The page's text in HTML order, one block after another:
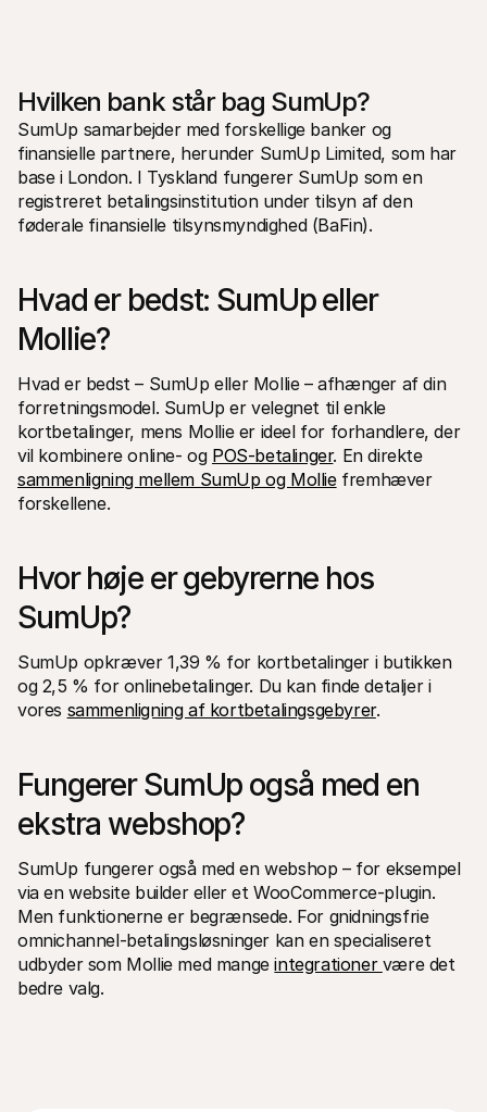
Hvilken bank står bag SumUp?
SumUp samarbejder med forskellige banker og
finansielle partnere, herunder SumUp Limited, som har
base i London. I Tyskland fungerer SumUp som en
registreret betalingsinstitution under tilsyn af den
føderale finansielle tilsynsmyndighed (BaFin).
Hvad er bedst: SumUp eller
Mollie?
Hvad er bedst – SumUp eller Mollie – afhænger af din
forretningsmodel. SumUp er velegnet til enkle
kortbetalinger, mens Mollie er ideel for forhandlere, der
vil kombinere online- og POS-betalinger
. En direkte
sammenligning mellem SumUp og Mollie fremhæver
forskellene.
Hvor høje er gebyrerne hos
SumUp?
SumUp opkræver 1,39 % for kortbetalinger i butikken
og 2,5 % for onlinebetalinger. Du kan finde detaljer i
vores sammenligning af kortbetalingsgebyrer.
Fungerer SumUp også med en
ekstra webshop?
SumUp fungerer også med en webshop – for eksempel
via en website builder eller et WooCommerce-plugin.
Men funktionerne er begrænsede. For gnidningsfrie
omnichannel-betalingsløsninger kan en specialiseret
udbyder som Mollie med mange integrationer være det
bedre valg.